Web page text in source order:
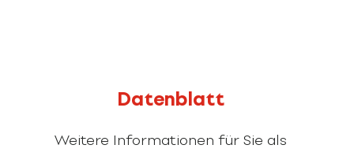
Datenblatt
Weitere Informationen für Sie als